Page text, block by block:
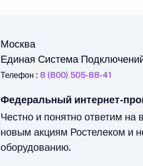
Москва
Единая Система
Телефон : 8 (800) 505-88-41
Федеральный интернет-
Честно и понятно ответим
новым акциям Ростелеком и
оборудованию.